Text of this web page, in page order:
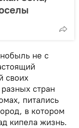
не с
своих
стран
питались
в котором
кипела жизнь.